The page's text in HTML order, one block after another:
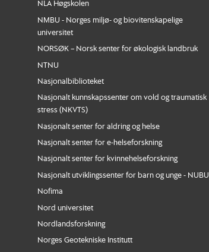
NLA Høgskolen
NMBU - Norges miljø- og biovitenskapelige
universitet
NORSØK – Norsk senter for økologisk landbruk
NTNU
Nasjonalbiblioteket
Nasjonalt kunnskapssenter om vold og traumatisk
stress (NKVTS)
Nasjonalt senter for aldring og helse
Nasjonalt senter for e-helseforskning
Nasjonalt senter for kvinnehelseforskning
Nasjonalt utviklingssenter for barn og unge - NUBU
Nofima
Nord universitet
Nordlandsforskning
Norges Geotekniske Institutt